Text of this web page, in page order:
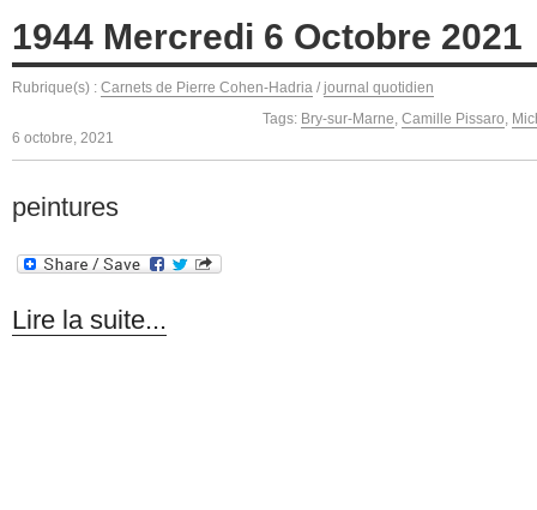
1944 Mercredi 6 Octobre 2021
Rubrique(s) : Carnets de Pierre Cohen-Hadria / journal quotidien
Tags: Bry-sur-Marne Camille Pissaro
6 octobre, 2021
peintures
Lire la suite...